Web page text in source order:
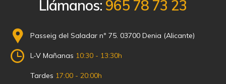
Llámanos: 965 78 73 23
Passeig del Saladar nº 75. 03700 Denia (Alicante)
L-V Mañanas 10:30 - 13:30h
Tardes 17:00 - 20:00h